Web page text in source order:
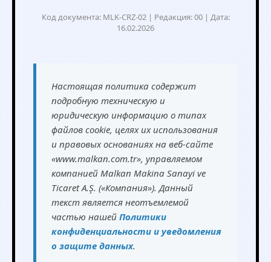
Код документа: MLK-CRZ-02 | Редакция: 00 | Дата:
16.02.2026
Настоящая политика содержит
подробную техническую и
юридическую информацию о типах
файлов cookie, целях их использования
и правовых основаниях на веб-сайте
«www.malkan.com.tr», управляемом
компанией Malkan Makina Sanayi ve
Ticaret A.Ş. («Компания»). Данный
текст является неотъемлемой
частью нашей Политики
конфиденциальности и уведомления
о защите данных.